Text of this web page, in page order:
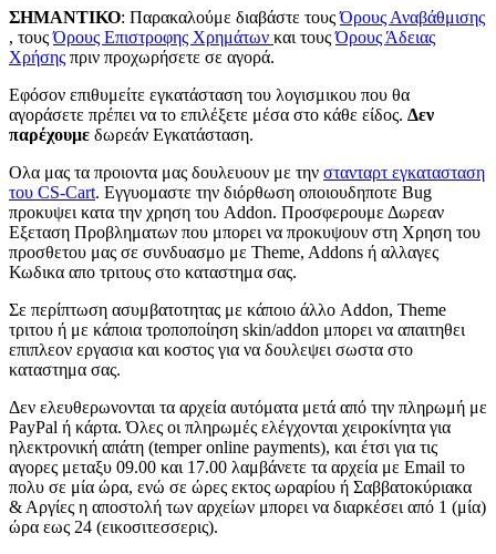
ΣΗΜΑΝΤΙΚΟ: Παρακαλούμε διαβάστε τουςΌρους Αναβάθμισης
, τουςΌρους Επιστροφης Χρημάτων και τουςΌρους Άδειας
Χρήσης πριν προχωρήσετε σε αγορά.
Εφόσον επιθυμείτε εγκατάσταση του λογισμικου που θα
αγοράσετε πρέπει να το επιλέξετε μέσα στο κάθε είδος. Δεν
παρέχουμε δωρεάν Εγκατάσταση.
Ολα μας τα προιοντα μας δουλευουν με την στανταρτ εγκατασταση
του CS-Cart. Εγγυομαστε την διόρθωση οποιουδηποτε Bug
προκυψει κατα την χρηση του Addon. Προσφερουμε Δωρεαν
Εξεταση Προβληματων που μπορει να προκυψουν στη Χρηση του
προσθετου μας σε συνδυασμο με Theme, Addons ή αλλαγες
Κωδικα απο τριτους στο καταστημα σας.
Σε περίπτωση ασυμβατοτητας με κάποιο άλλο Addon, Theme
τριτου ή με κάποια τροποπoίηση skin/addon μπορει να απαιτηθει
επιπλεον εργασια και κοστος για να δουλεψει σωστα στο
καταστημα σας.
Δεν ελευθερωνονται τα αρχεία αυτόματα μετά από την πληρωμή με
PayPal ή κάρτα. Όλες οι πληρωμές ελέγχονται χειροκίνητα για
ηλεκτρονική απάτη (temper online payments), και έτσι για τις
αγορες μεταξυ 09.00 και 17.00 λαμβάνετε τα αρχεία με Email το
πολυ σε μία ώρα, ενώ σε ώρες εκτος ωραρίου ή Σαββατοκύριακα
& Αργίες η αποστολή των αρχείων μπορει να διαρκέσει από 1 (μία)
ώρα εως 24 (εικοσιτεσσερις).